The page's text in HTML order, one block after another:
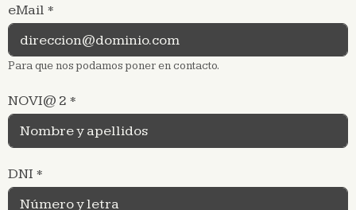
eMail *
Para que nos podamos poner en contacto.
NOVI@ 2 *
DNI *